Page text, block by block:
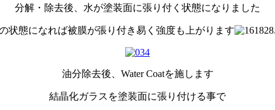
分解・除去後、水が塗装面に張り付く状態になりました
状態になれば被膜が張り付き易く強度も上がります
油分除去後、Water Coatを施します
結晶化ガラスを塗装面に張り付ける事で